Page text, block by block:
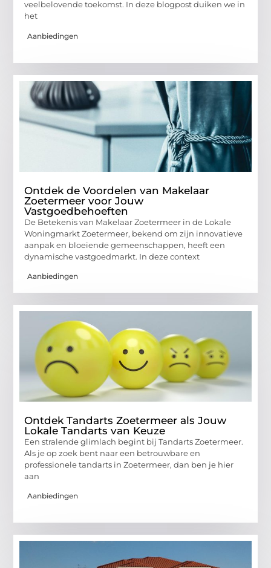
veelbelovende toekomst. In deze blogpost duiken we in
het
Aanbiedingen
Ontdek de Voordelen van Makelaar
Zoetermeer voor Jouw
Vastgoedbehoeften
De Betekenis van Makelaar Zoetermeer in de Lokale
Woningmarkt Zoetermeer, bekend om zijn innovatieve
aanpak en bloeiende gemeenschappen, heeft een
dynamische vastgoedmarkt. In deze context
Aanbiedingen
Ontdek Tandarts Zoetermeer als Jouw
Lokale Tandarts van Keuze
Een stralende glimlach begint bij Tandarts Zoetermeer.
Als je op zoek bent naar een betrouwbare en
professionele tandarts in Zoetermeer, dan ben je hier
aan
Aanbiedingen